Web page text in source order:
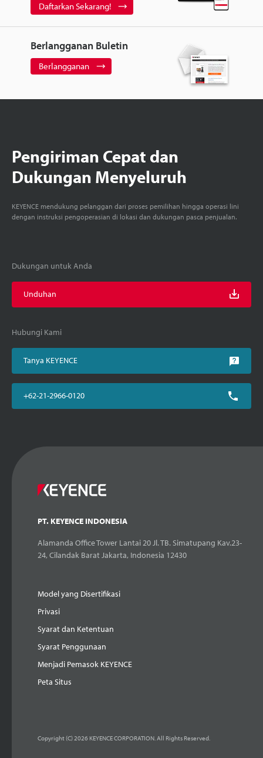
Daftarkan Sekarang!
Berlangganan Buletin
Berlangganan
Pengiriman Cepat dan
Dukungan Menyeluruh
KEYENCE mendukung pelanggan dari proses pemilihan hingga operasi lini
dengan instruksi pengoperasian di lokasi dan dukungan pasca penjualan.
Dukungan untuk Anda
Unduhan
Hubungi Kami
Tanya KEYENCE
+62-21-2966-0120
PT. KEYENCE INDONESIA
Alamanda Office Tower Lantai 20 Jl. TB. Simatupang Kav.23-
24, Cilandak Barat Jakarta, Indonesia 12430
Model yang Disertifikasi
Privasi
Syarat dan Ketentuan
Syarat Penggunaan
Menjadi Pemasok KEYENCE
Peta Situs
Copyright (C) 2026 KEYENCE CORPORATION. All Rights Reserved.